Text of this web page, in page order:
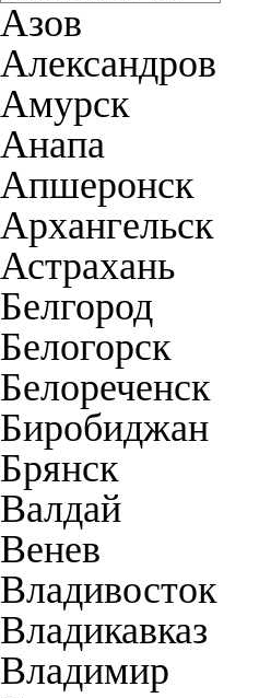
Азов
Александров
Амурск
Анапа
Апшеронск
Архангельск
Астрахань
Белгород
Белогорск
Белореченск
Биробиджан
Брянск
Валдай
Венев
Владивосток
Владикавказ
Владимир